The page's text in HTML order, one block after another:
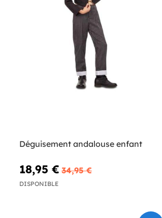
Déguisement andalouse enfant
18,95 € 34,95 €
DISPONIBLE